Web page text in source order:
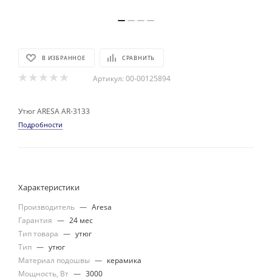
В ИЗБРАННОЕ СРАВНИТЬ
Артикул: 00-00125894
Утюг ARESA AR-3133
Подробности
Характеристики
Производитель — Aresa
Гарантия — 24 мес
Тип товара — утюг
Тип — утюг
Материал подошвы — керамика
Мощность, Вт — 3000